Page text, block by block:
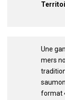
Une
mers
format